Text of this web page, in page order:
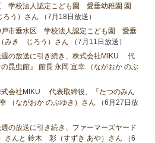
学校法人認定こども園 愛垂幼稚園 園
う）さん （7月18日放送）
戸市垂水区 学校法人認定こども園 愛垂
みき じろう）さん （7月11日放送）
週の放送に引き続き、株式会社MIKU 代
昆虫館』 館長 永岡 宣幸 （ながおか のぶ
式会社MIKU 代表取締役、『たつのみん
（ながおか のぶゆき）さん （6月27日放
の放送に引き続き、ファーマーズヤード
さんと 鈴木 彩（すずき あや）さん （6